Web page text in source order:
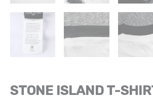
STONE ISLAND T-